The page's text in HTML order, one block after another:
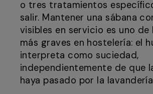
o tres tratamientos
salir. Mantener una sábana
visibles en servicio es uno de
más graves en hostelería: el
interpreta como suciedad,
independientemente de que
haya pasado por la